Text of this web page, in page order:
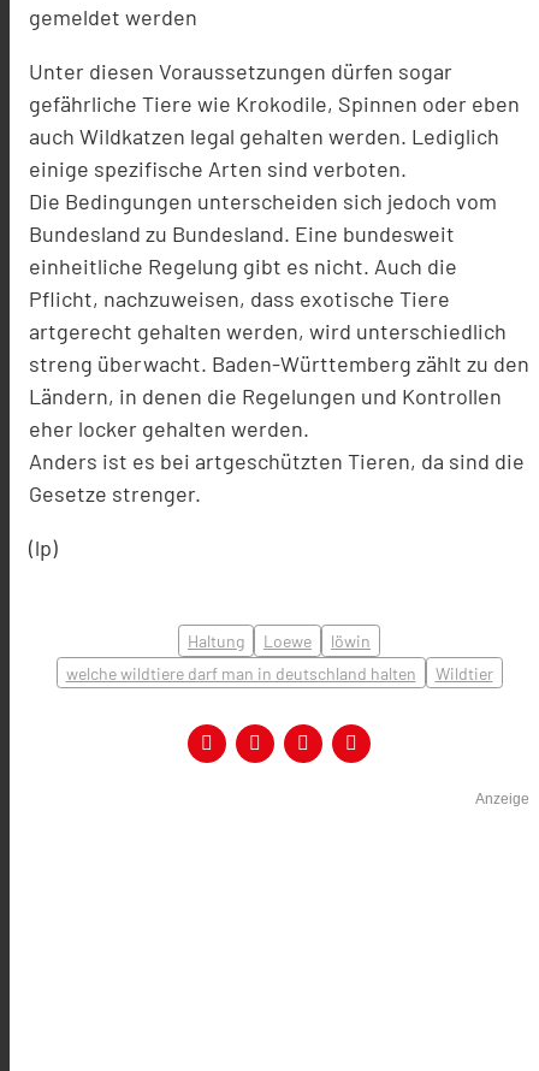
gemeldet werden
Unter diesen Voraussetzungen dürfen sogar
gefährliche Tiere wie Krokodile, Spinnen oder eben
auch Wildkatzen legal gehalten werden. Lediglich
einige spezifische Arten sind verboten.
Die Bedingungen unterscheiden sich jedoch vom
Bundesland zu Bundesland. Eine bundesweit
einheitliche Regelung gibt es nicht. Auch die
Pflicht, nachzuweisen, dass exotische Tiere
artgerecht gehalten werden, wird unterschiedlich
streng überwacht. Baden-Württemberg zählt zu den
Ländern, in denen die Regelungen und Kontrollen
eher locker gehalten werden.
Anders ist es bei artgeschützten Tieren, da sind die
Gesetze strenger.
(lp)
Haltung Loewe
löwin
welche wildtiere darf man in deutschland halten
Wildtier
Anzeige